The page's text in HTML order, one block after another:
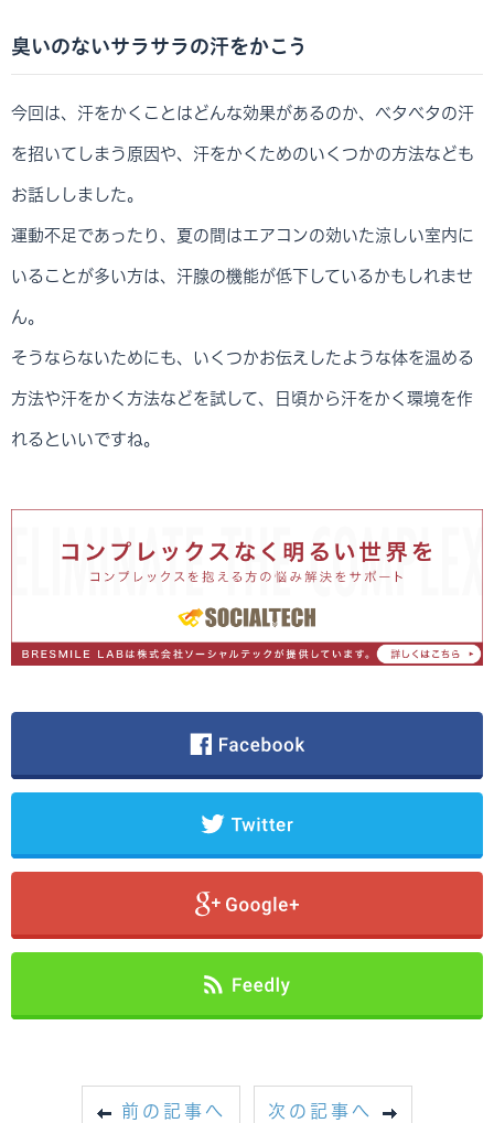
臭いのないサラサラの汗をかこう
今回は、汗をかくことはどんな効果があるのか、ベタベタの汗
を招いてしまう原因や、汗をかくためのいくつかの方法なども
お話ししました。
運動不足であったり、夏の間はエアコンの効いた涼しい室内に
いることが多い方は、汗腺の機能が低下しているかもしれませ
ん。
そうならないためにも、いくつかお伝えしたような体を温める
方法や汗をかく方法などを試して、日頃から汗をかく環境を作
れるといいですね。
前の記事へ 次の記事へ